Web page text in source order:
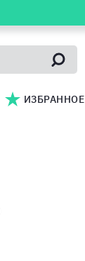
ИЗБРАННОЕ